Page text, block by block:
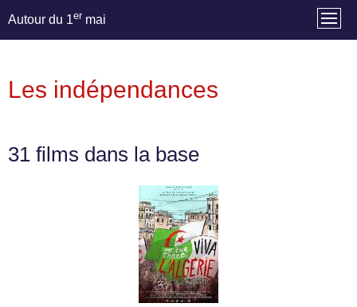
Autour du 1er mai
Les indépendances
31 films dans la base